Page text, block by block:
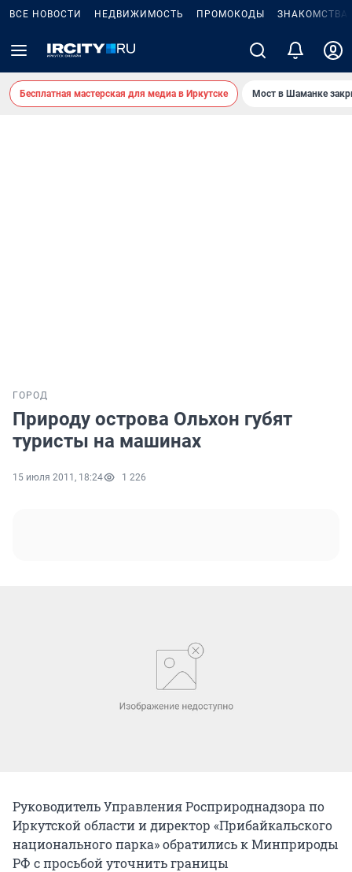
ВСЕ НОВОСТИ НЕДВИЖИМОСТЬ ПРОМОКОДЫ ЗНАКОМСТВА
Бесплатная мастерская для медиа в Иркутске Мост в Шаманке
ГОРОД
Природу острова Ольхон губят
туристы на машинах
15 июля 2011, 18:24 1 226
Руководитель Управления Росприроднадзора по
Иркутской области и директор «Прибайкальского
национального парка» обратились к Минприроды
РФ с просьбой уточнить границы